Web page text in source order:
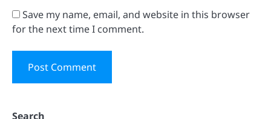
Save my name, email, and website in this browser
for the next time I comment.
Search